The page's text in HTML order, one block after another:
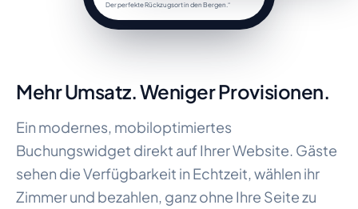
Der perfekte Rückzugsort in den Bergen.“
Mehr Umsatz. Weniger Provisionen.
Ein modernes, mobiloptimiertes
Buchungswidget direkt auf Ihrer Website. Gäste
sehen die Verfügbarkeit in Echtzeit, wählen ihr
Zimmer und bezahlen, ganz ohne Ihre Seite zu